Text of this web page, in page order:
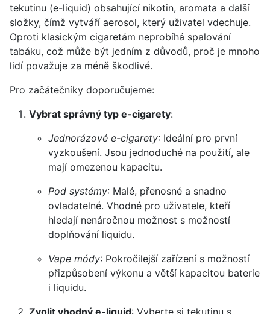
tekutinu (e-liquid) obsahující nikotin, aromata a další
složky, čímž vytváří aerosol, který uživatel vdechuje.
Oproti klasickým cigaretám neprobíhá spalování
tabáku, což může být jedním z důvodů, proč je mnoho
lidí považuje za méně škodlivé.
Pro začátečníky doporučujeme:
Vybrat správný typ e-cigarety:
Jednorázové e-cigarety: Ideální pro první
vyzkoušení. Jsou jednoduché na použití, ale
mají omezenou kapacitu.
Pod systémy: Malé, přenosné a snadno
ovladatelné. Vhodné pro uživatele, kteří
hledají nenáročnou možnost s možností
doplňování liquidu.
Vape módy: Pokročilejší zařízení s možností
přizpůsobení výkonu a větší kapacitou baterie
i liquidu.
Zvolit vhodný e-liquid: Vyberte si tekutinu s